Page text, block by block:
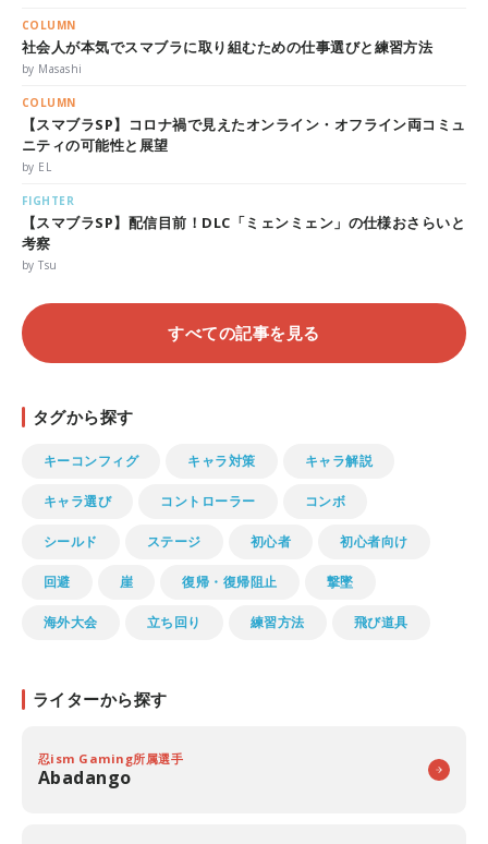
COLUMN
社会人が本気でスマブラに取り組むための仕事選びと練習方法
by Masashi
COLUMN
【スマブラSP】コロナ禍で見えたオンライン・オフライン両コミュ
ニティの可能性と展望
by EL
FIGHTER
【スマブラSP】配信目前！DLC「ミェンミェン」の仕様おさらいと
考察
by Tsu
すべての記事を見る
タグから探す
キーコンフィグ キャラ対策 キャラ解説
キャラ選び コントローラー コンボ
シールド ステージ 初心者 初心者向け
回避 崖 復帰・復帰阻止 撃墜
海外大会 立ち回り 練習方法 飛び道具
ライターから探す
忍ism Gaming所属選手
Abadango